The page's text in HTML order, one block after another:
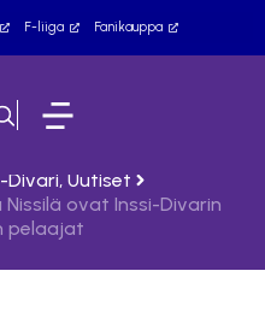
F-liiga Fanikauppa
Divari, Uutiset
ovat Inssi-Divarin
pelaajat